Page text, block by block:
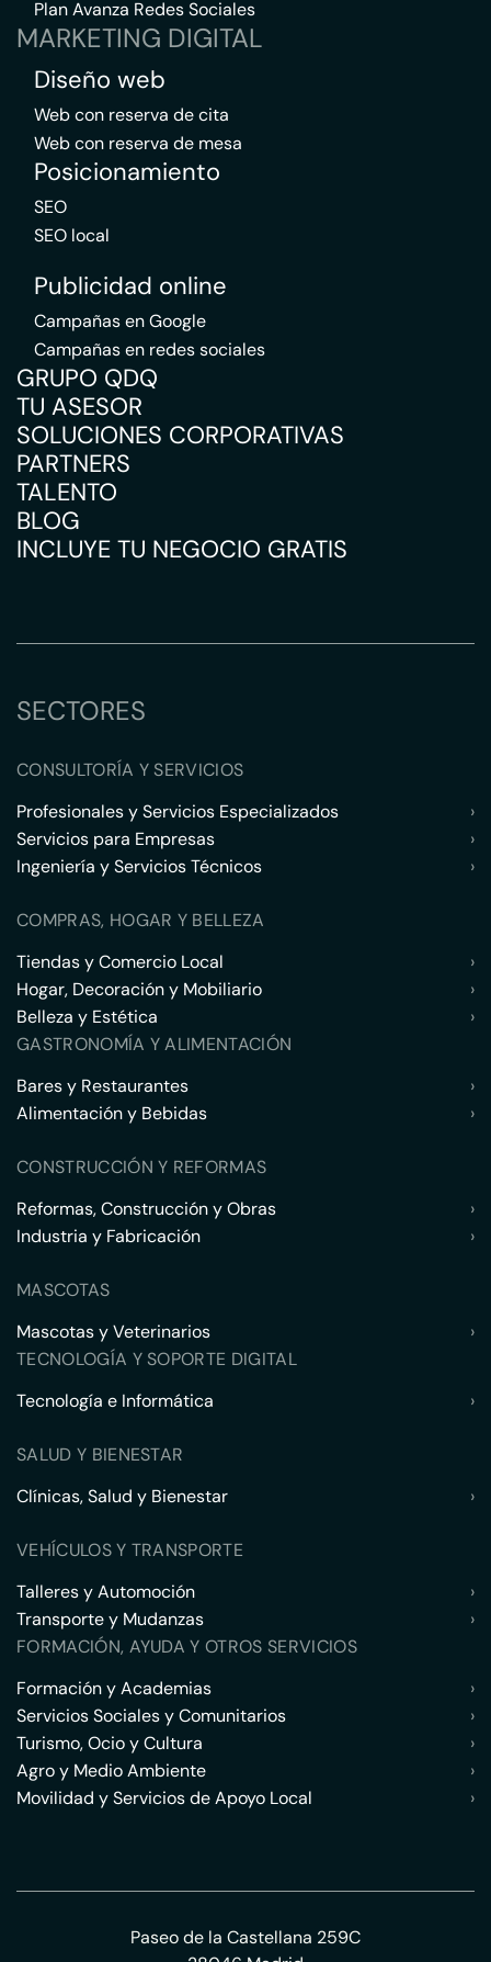
Plan Avanza Redes Sociales
MARKETING DIGITAL
Diseño web
Web con reserva de cita
Web con reserva de mesa
Posicionamiento
SEO
SEO local
Publicidad online
Campañas en Google
Campañas en redes sociales
GRUPO QDQ
TU ASESOR
SOLUCIONES CORPORATIVAS
PARTNERS
TALENTO
BLOG
INCLUYE TU NEGOCIO GRATIS
SECTORES
CONSULTORÍA Y SERVICIOS
Profesionales y Servicios Especializados
›
Servicios para Empresas
›
Ingeniería y Servicios Técnicos
›
COMPRAS, HOGAR Y BELLEZA
Tiendas y Comercio Local
›
Hogar, Decoración y Mobiliario
›
Belleza y Estética
›
GASTRONOMÍA Y ALIMENTACIÓN
Bares y Restaurantes
›
Alimentación y Bebidas
›
CONSTRUCCIÓN Y REFORMAS
Reformas, Construcción y Obras
›
Industria y Fabricación
›
MASCOTAS
Mascotas y Veterinarios
›
TECNOLOGÍA Y SOPORTE DIGITAL
Tecnología e Informática
›
SALUD Y BIENESTAR
Clínicas, Salud y Bienestar
›
VEHÍCULOS Y TRANSPORTE
Talleres y Automoción
›
Transporte y Mudanzas
›
FORMACIÓN, AYUDA Y OTROS SERVICIOS
Formación y Academias
›
Servicios Sociales y Comunitarios
›
Turismo, Ocio y Cultura
›
Agro y Medio Ambiente
›
Movilidad y Servicios de Apoyo Local
›
Paseo de la Castellana 259C